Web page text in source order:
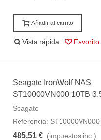
Añadir al carrito
Vista rápida Favorito
Seagate IronWolf NAS
ST10000VN000 10TB
Seagate
Referencia: ST10000VN000
485,51 € (impuestos inc.)